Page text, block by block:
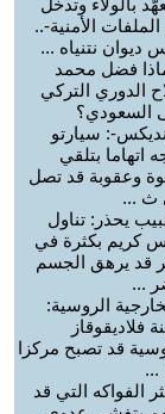
بالولاء وتدخل
الأمنية-..
ديوان نتنياه ...
فضل محمد
الدوري التركي
السعودي؟
: سيارتو
اتهاما بتلقي
وعقوبة قد تصل
ث ...
يحذر: تناول
كريم بكثرة في
قد يرهق الجسم
...
الروسية:
فلاديقوقاز
قد تصبح مركزا
...
الفواكه التي قد